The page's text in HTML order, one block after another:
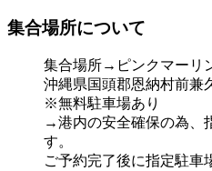
集合場所について
集合場所→ピンクマーリ
沖縄県国頭郡恩納村前兼
※無料駐車場あり
→港内の安全確保の為、
す。
ご予約完了後に指定駐車